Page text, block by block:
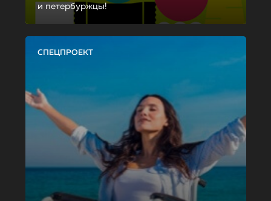
и петербуржцы!
СПЕЦПРОЕКТ